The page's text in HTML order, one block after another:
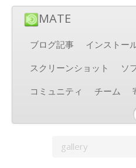
MATE
ブログ記事
インストー
スクリーンショット
ソ
コミュニティ
チーム
gallery